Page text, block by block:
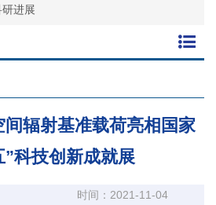
研进展
辐射基准载荷亮相国家
”科技创新成就展
时间：2021-11-04